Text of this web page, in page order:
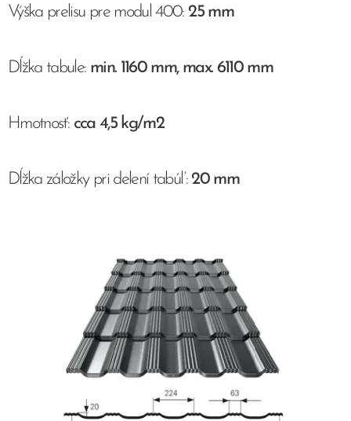
Výška prelisu pre modul 400: 25 mm
Dĺžka tabule: min. 1160 mm, max. 6110 mm
Hmotnosť: cca 4,5 kg/m2
Dĺžka záložky pri delení tabúľ: 20 mm